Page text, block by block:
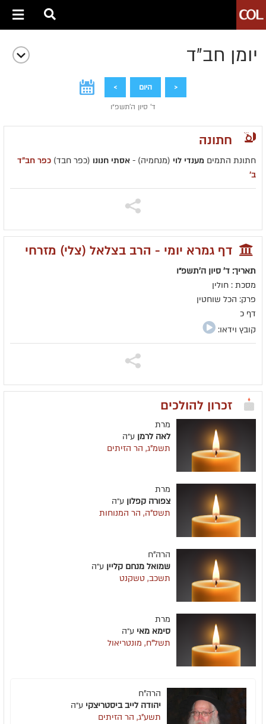
יומן חב״ד
< היום >
ד' סיון ה׳תשפ״ו
חתונה
חתונת התמים מענדי לוי (מנחמיה) - אסתי חנונו (כפר חבד) כפר חב"ד
ב'
דף גמרא יומי - הרב בצלאל (צלי) מזרחי
תאריך: ד' סיון ה׳תשפ״ו
מסכת : חולין
פרק: הכל שוחטין
דף כ
קובץ וידאו:
זכרון להולכים
מרת
לאה לרמן ע״ה
תשמ"ג, הר הזיתים
מרת
צפורה קפלון ע״ה
תשס"ה, הר המנוחות
הרה"ח
שמואל מנחם קליין ע״ה
תשכב, טשקנט
מרת
סימא מאי ע״ה
תשל"ח, מונטריאול
הרה"ח
יהודה לייב ביסטריצקי ע״ה
תשע"ג, הר הזיתים